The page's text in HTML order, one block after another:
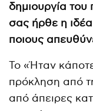
δημιουργία
σας ήρθε η ιδέα
ποιους
Το «Ήταν
πρόκληση από
από άπειρες